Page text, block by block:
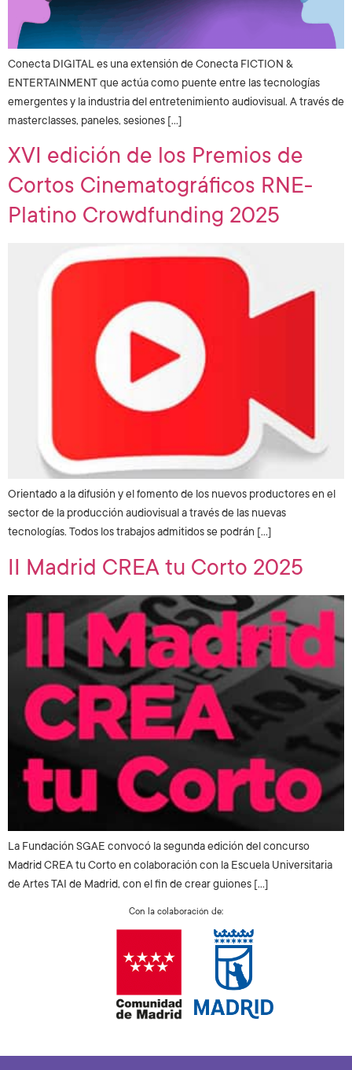
Conecta DIGITAL es una extensión de Conecta FICTION &
ENTERTAINMENT que actúa como puente entre las tecnologías
emergentes y la industria del entretenimiento audiovisual. A través de
masterclasses, paneles, sesiones […]
XVI edición de los Premios de
Cortos Cinematográficos RNE-
Platino Crowdfunding 2025
Orientado a la difusión y el fomento de los nuevos productores en el
sector de la producción audiovisual a través de las nuevas
tecnologías. Todos los trabajos admitidos se podrán […]
II Madrid CREA tu Corto 2025
La Fundación SGAE convocó la segunda edición del concurso
Madrid CREA tu Corto en colaboración con la Escuela Universitaria
de Artes TAI de Madrid, con el fin de crear guiones […]
Con la colaboración de: